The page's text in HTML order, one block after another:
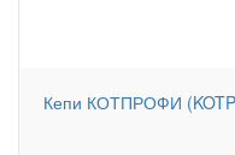
Кепи КОТПРОФИ